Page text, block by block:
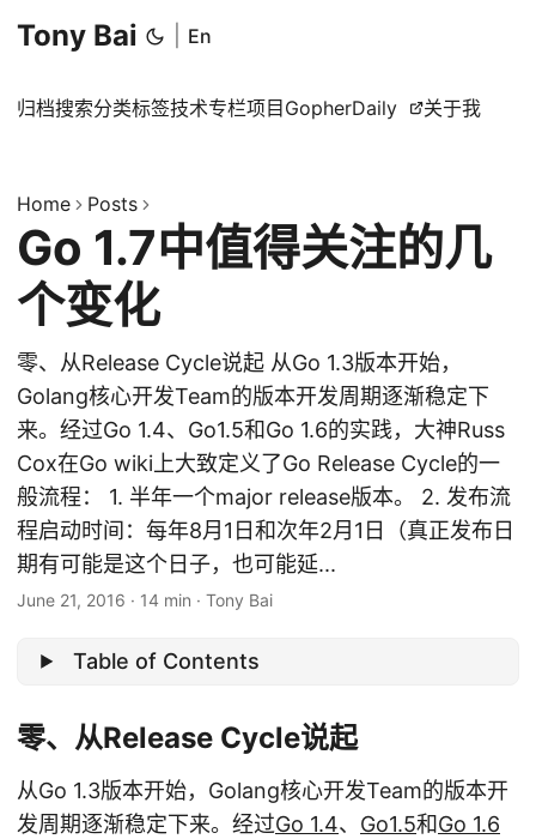
Tony Bai En
归档搜索分类标签技术专栏项目 GopherDaily 关于我
Home Posts
Go 1.7中值得关注的几
个变化
零、从Release Cycle说起 从Go 1.3版本开始，
Golang核心开发Team的版本开发周期逐渐稳定下
来。经过Go 1.4、Go1.5和Go 1.6的实践，大神Russ
Cox在Go wiki上大致定义了Go Release Cycle的一
般流程： 1. 半年一个major release版本。 2. 发布流
程启动时间：每年8月1日和次年2月1日（真正发布日
期有可能是这个日子，也可能延...
June 21, 2016 · 14 min · Tony Bai
Table of Contents
零、从Release Cycle说起
从Go 1.3版本开始，Golang核心开发Team的版本开
发周期逐渐稳定下来。经过Go 1.4、 Go1.5和Go 1.6